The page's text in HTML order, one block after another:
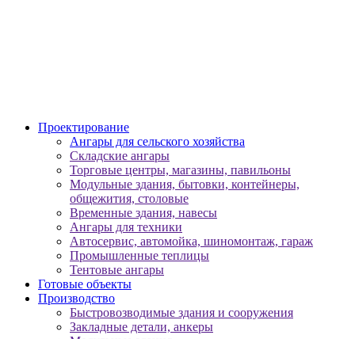
Проектирование
Ангары для сельского хозяйства
Складские ангары
Торговые центры, магазины, павильоны
Модульные здания, бытовки, контейнеры,
общежития, столовые
Временные здания, навесы
Ангары для техники
Автосервис, автомойка, шиномонтаж, гараж
Промышленные теплицы
Тентовые ангары
Готовые объекты
Производство
Быстровозводимые здания и сооружения
Закладные детали, анкеры